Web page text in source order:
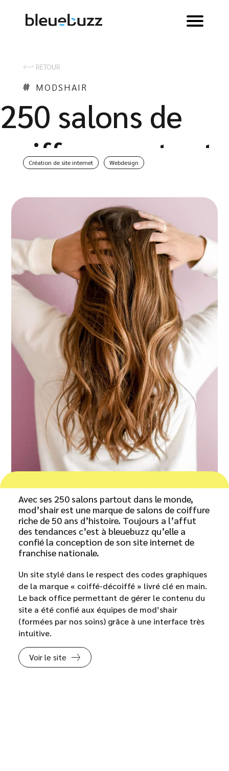
RETOUR
MODSHAIR
250 salons de
coiffure partout
dans le monde -
Création de site internet Webdesign
Avec ses 250 salons partout dans le monde,
mod’shair est une marque de salons de coiffure
riche de 50 ans d’histoire. Toujours a l’affut
des tendances c’est à bleuebuzz qu’elle a
confié la conception de son site internet de
franchise nationale.
Un site stylé dans le respect des codes graphiques
de la marque « coiffé-décoiffé » livré clé en main.
Le back office permettant de gérer le contenu du
site a été confié aux équipes de mod’shair
(formées par nos soins) grâce à une interface très
intuitive.
Voir le site